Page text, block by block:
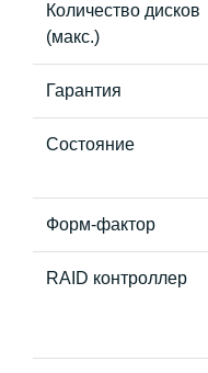
Количество дисков
(макс.)
Гарантия
Состояние
Форм-фактор
RAID контроллер